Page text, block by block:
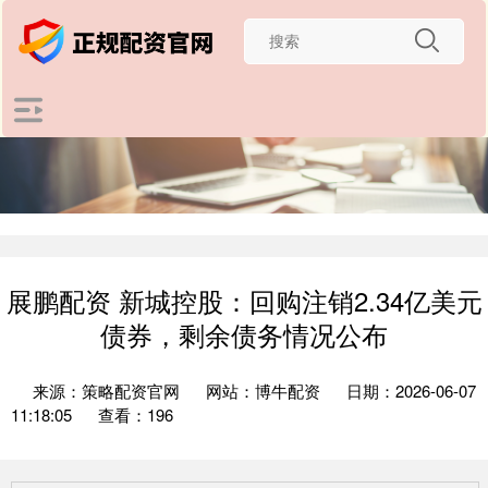
展鹏配资 新城控股：回购注销2.34亿美元
债券，剩余债务情况公布
来源：策略配资官网 网站：博牛配资
日期：2026-06-07
11:18:05
查看：196